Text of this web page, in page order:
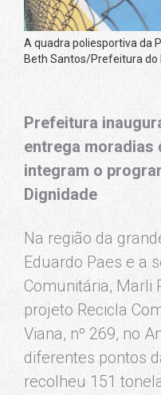
A quadra poliesportiva da
Beth Santos/Prefeitura do
Prefeitura
entrega moradias
integram o
Dignidade
Na região da
Eduardo Paes e a
Comunitária, Marli
projeto Recicla
Viana, nº 269, no
diferentes pontos
recolheu 151